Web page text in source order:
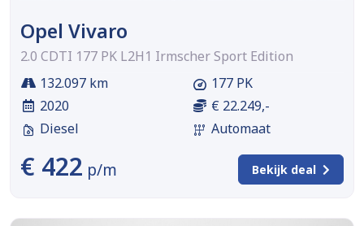
Opel Vivaro
2.0 CDTI 177 PK L2H1 Irmscher Sport Edition
132.097 km
2020
Diesel
177 PK
€ 22.249,-
Automaat
€ 422 p/m Bekijk deal